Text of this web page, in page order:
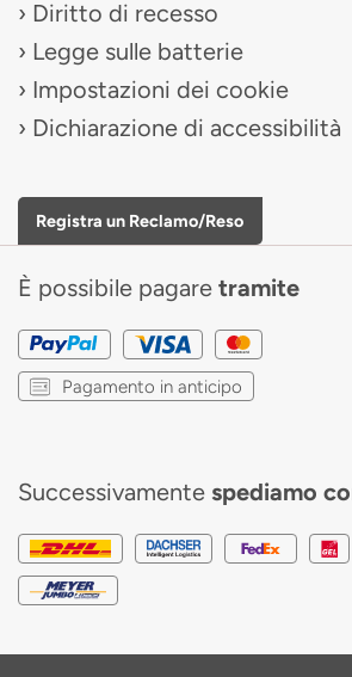
Diritto di recesso
Legge sulle batterie
Impostazioni dei cookie
Dichiarazione di accessibilità
Registra un Reclamo/Reso
È possibile pagare tramite
Pagamento in anticipo
Successivamente spediamo